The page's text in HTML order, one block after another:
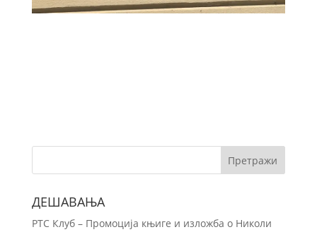
ДЕШАВАЊА
РТС Клуб – Промоција књиге и изложба о Николи